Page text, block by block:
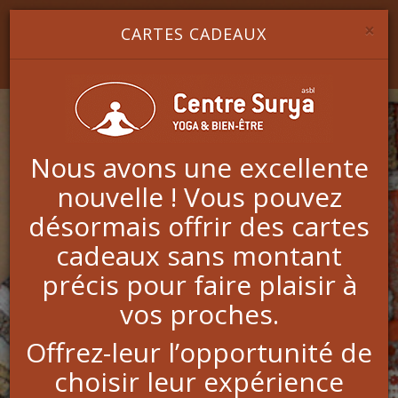
Image 1
Image 2
Image 3
YOGA & BIEN-ÊTRE
Coaching Business
J’accompagne les entrepreneur(es), les indépendant(es)
et les chef(fes) d’entreprise dans un coaching orienté
On travaille concrètement, stratégiquement et
opérationnellement sur les projets
professionnels.
×
CARTES CADEAUX
Nous avons une excellente
nouvelle ! Vous pouvez
désormais offrir des cartes
cadeaux sans montant
précis pour faire plaisir à
vos proches.
Offrez-leur l’opportunité de
choisir leur expérience